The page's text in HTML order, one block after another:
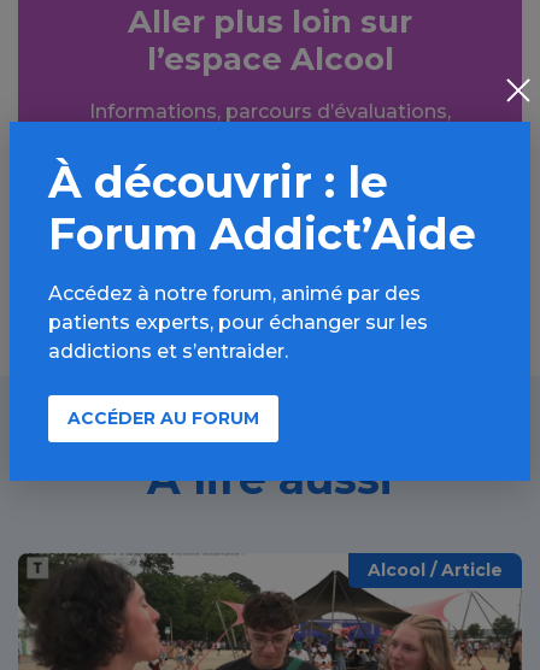
Aller plus loin sur
l’espace Alcool
Informations, parcours d’évaluations,
ressources, actualités...
Découvrir
À lire aussi
Alcool / Article
À découvrir : le
Forum Addict’Aide
Accédez à notre forum, animé par des
patients experts, pour échanger sur les
addictions et s’entraider.
ACCÉDER AU FORUM